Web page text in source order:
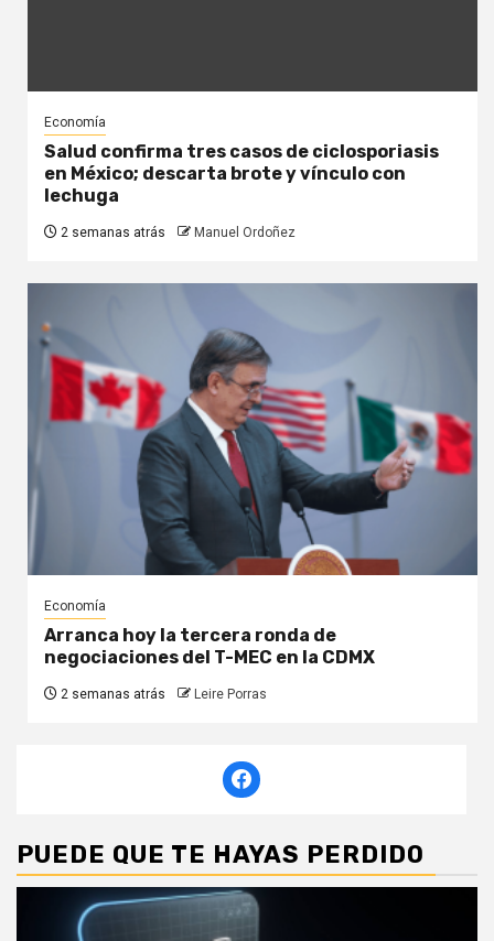
Economía
Salud confirma tres casos de ciclosporiasis
en México; descarta brote y vínculo con
lechuga
2 semanas atrás Manuel Ordoñez
Economía
Arranca hoy la tercera ronda de
negociaciones del T-MEC en la CDMX
2 semanas atrás Leire Porras
PUEDE QUE TE HAYAS PERDIDO